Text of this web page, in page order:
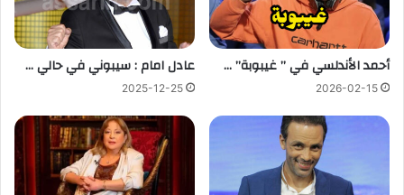
أحمد الأندلسي في ” غيبوبة” …
2026-02-15
عادل امام : سيبوني في حالي …
2025-12-25